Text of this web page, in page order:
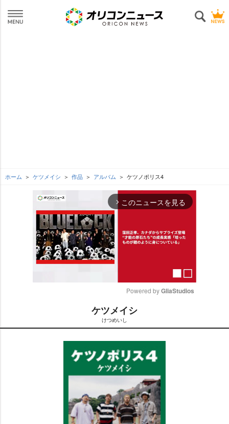
ホーム ケツメイシ 作品 アルバム ケツノポリス4
arrow_forward_ios このニュースを見る
t
e
Powered by GliaStudios
ケツメイシ
けつめいし